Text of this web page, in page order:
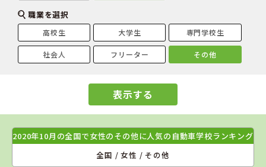
職業を選択
高校生 大学生 専門学校生
社会人 フリーター その他
表示する
2020年10月の全国で女性のその他に人気の自動車学校ランキング
全国 / 女性 / その他